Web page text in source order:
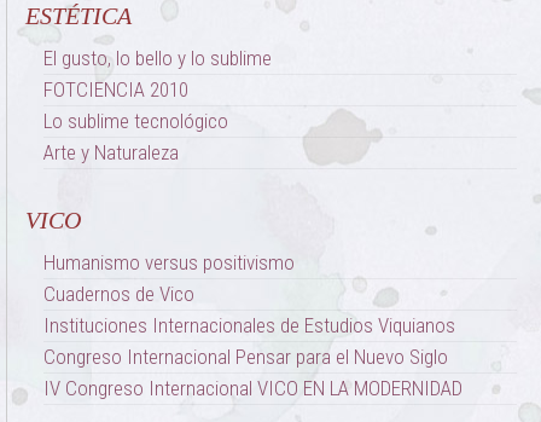
ESTÉTICA
El gusto, lo bello y lo sublime
FOTCIENCIA 2010
Lo sublime tecnológico
Arte y Naturaleza
VICO
Humanismo versus positivismo
Cuadernos de Vico
Instituciones Internacionales de Estudios Viquianos
Congreso Internacional Pensar para el Nuevo Siglo
IV Congreso Internacional VICO EN LA MODERNIDAD